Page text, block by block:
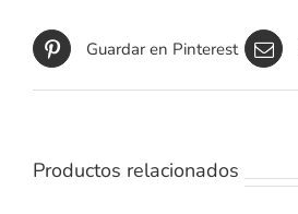
Guardar en Pinterest
Productos relacionados